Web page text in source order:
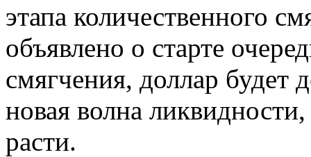
этапа количественного
объявлено о старте
смягчения, доллар будет
новая волна
расти.